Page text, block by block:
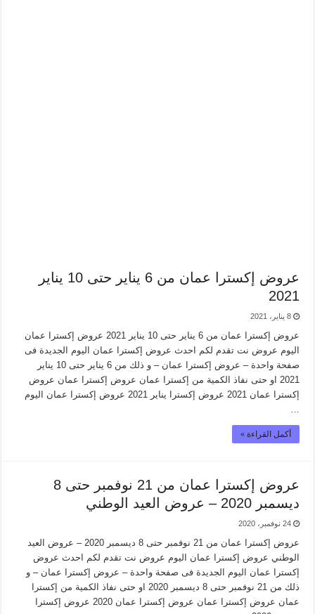
عروض إكسترا عمان من 6 يناير حتى 10 يناير
2021
8 يناير، 2021
عروض إكسترا عمان من 6 يناير حتى 10 يناير 2021 عروض إكسترا عمان
اليوم عروض نت تقدم لكم احدث عروض إكسترا عمان اليوم الجديدة فى
صفحة واحدة – عروض إكسترا عمان – و ذلك من 6 يناير حتى 10 يناير
2021 او حتى نفاذ الكمية من إكسترا عمان عروض إكسترا عمان عروض
إكسترا عمان 2021 عروض إكسترا يناير 2021 عروض إكسترا عمان اليوم
…
أكمل القراءة »
عروض إكسترا عمان من 21 نوفمبر حتى 8
ديسمبر 2020 – عروض العيد الوطني
24 نوفمبر، 2020
عروض إكسترا عمان من 21 نوفمبر حتى 8 ديسمبر 2020 – عروض العيد
الوطني عروض إكسترا عمان اليوم عروض نت تقدم لكم احدث عروض
إكسترا عمان اليوم الجديدة فى صفحة واحدة – عروض إكسترا عمان – و
ذلك من 21 نوفمبر حتى 8 ديسمبر 2020 او حتى نفاذ الكمية من إكسترا
عمان عروض إكسترا عمان عروض إكسترا عمان 2020 عروض إكسترا